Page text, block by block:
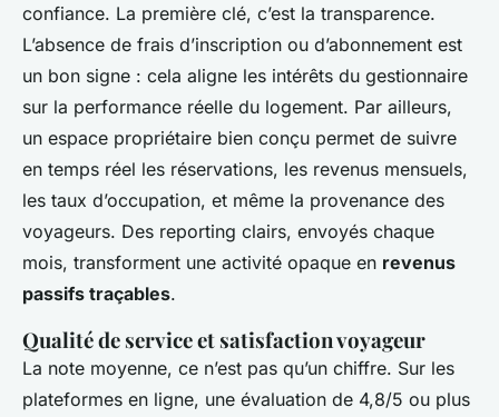
confiance. La première clé, c’est la transparence.
L’absence de frais d’inscription ou d’abonnement est
un bon signe : cela aligne les intérêts du gestionnaire
sur la performance réelle du logement. Par ailleurs,
un espace propriétaire bien conçu permet de suivre
en temps réel les réservations, les revenus mensuels,
les taux d’occupation, et même la provenance des
voyageurs. Des reporting clairs, envoyés chaque
mois, transforment une activité opaque en revenus
passifs traçables.
Qualité de service et satisfaction voyageur
La note moyenne, ce n’est pas qu’un chiffre. Sur les
plateformes en ligne, une évaluation de 4,8/5 ou plus